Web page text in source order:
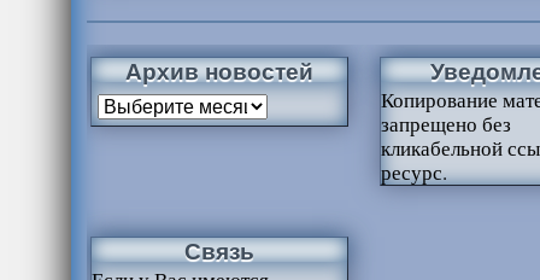
Архив новостей
Копирование
запрещено без
кликабельной
ресурс.
Связь